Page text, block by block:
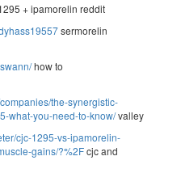
+ ipamorelin reddit
sermorelin
how to
the-synergistic-
what-you-need-to-know/valley
cjc-1295-vs-ipamorelin-
gains/?%2Fcjc and